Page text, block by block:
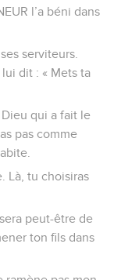
l’a béni dans
serviteurs.
lui dit : « Mets ta
Dieu qui a fait le
pas comme
Là, tu choisiras
peut-être de
ton fils dans